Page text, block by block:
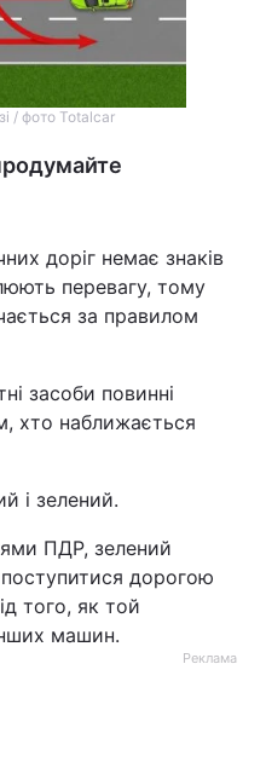
/ фото Totalcar
доріг немає знаків
перевагу, тому
за правилом
засоби повинні
хто наближається
і зелений.
ПДР, зелений
дорогою
того, як той
машин.
Реклама